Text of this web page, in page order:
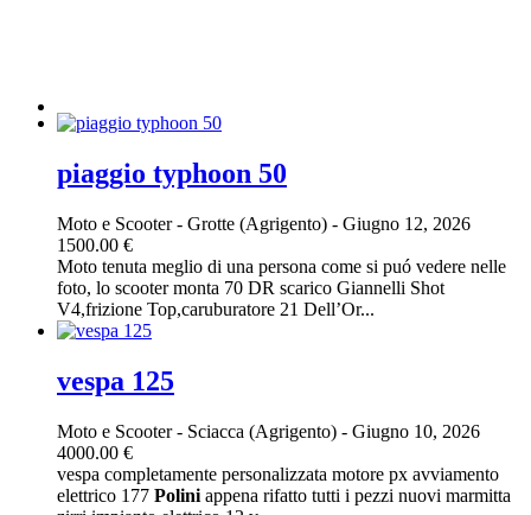
piaggio typhoon 50
Moto e Scooter- Grotte (Agrigento) - Giugno 12, 2026
1500.00 €
Moto tenuta meglio di una persona come si puó vedere nelle
foto, lo scooter monta 70 DR scarico Giannelli Shot
V4,frizione Top,caruburatore 21 Dell’Or...
vespa 125
Moto e Scooter- Sciacca (Agrigento) - Giugno 10, 2026
4000.00 €
vespa completamente personalizzata motore px avviamento
elettrico 177 Polini appena rifatto tutti i pezzi nuovi marmitta